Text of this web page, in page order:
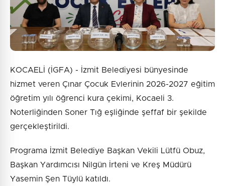
KOCAELİ (İGFA) - İzmit Belediyesi bünyesinde
hizmet veren Çınar Çocuk Evlerinin 2026-2027 eğitim
öğretim yılı öğrenci kura çekimi, Kocaeli 3.
Noterliğinden Soner Tığ eşliğinde şeffaf bir şekilde
gerçekleştirildi.
Programa İzmit Belediye Başkan Vekili Lütfü Obuz,
Başkan Yardımcısı Nilgün İrteni ve Kreş Müdürü
Yasemin Şen Tüylü katıldı.